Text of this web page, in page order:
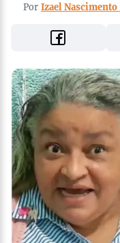
Por Izael Nascimento